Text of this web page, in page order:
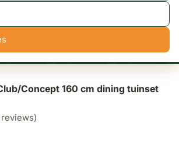
5 53 46
Concept 160 cm dining tuinset